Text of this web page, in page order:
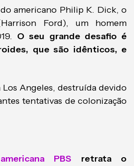
americano Philip K. Dick, o
Ford), um homem
O seu grande desafio é
que são idênticos, e
Angeles, destruída devido
tentativas de colonização
PBS retrata o